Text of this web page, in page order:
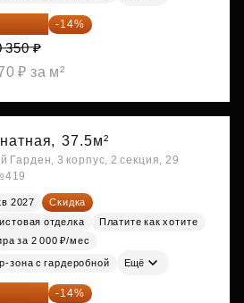
101 ₽ -14%
350 ₽
₽ за м²
37.5м²
Гарден, 3 корпус, 2 секция, 29
2027
Скидка
отделка
Платите как хотите
за 2 000 ₽/мес
зона с гардеробной Ещё
125 ₽ -14%